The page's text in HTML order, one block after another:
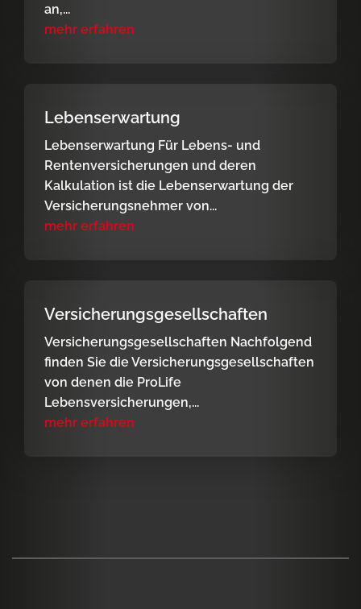
an,...
mehr erfahren
Lebenserwartung
Lebenserwartung Für Lebens- und
Rentenversicherungen und deren
Kalkulation ist die Lebenserwartung der
Versicherungsnehmer von...
mehr erfahren
Versicherungsgesellschaften
Versicherungsgesellschaften Nachfolgend
finden Sie die Versicherungsgesellschaften
von denen die ProLife
Lebensversicherungen,...
mehr erfahren